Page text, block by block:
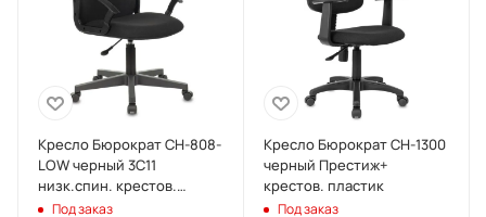
Кресло Бюрократ CH-808-
LOW черный 3С11
низк.спин. крестов.
пластик
Под заказ
Кресло Бюрократ CH-1300
черный Престиж+
крестов. пластик
Под заказ